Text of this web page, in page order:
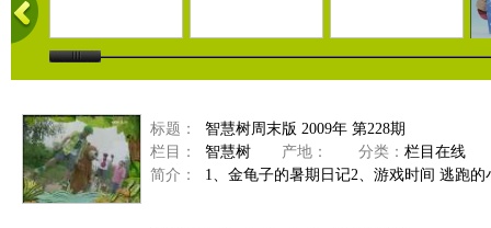
标题：
智慧树周末版 2009年 第228期
栏目：
智慧树 产地： 分类： 栏目在线
简介：
1、金龟子的暑期日记2、游戏时间 逃跑